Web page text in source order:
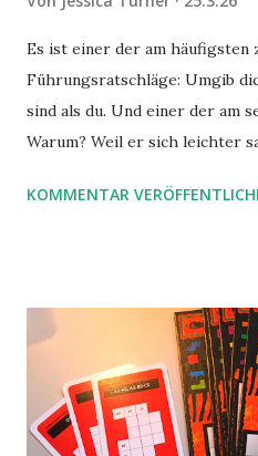
Es ist einer der am
Führungsratschläge: Umgib
sind als du. Und einer der am
Warum? Weil er sich leichter
KOMMENTAR